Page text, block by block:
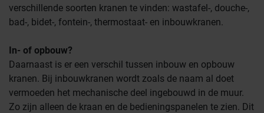
verschillende soorten kranen te vinden: wastafel-, douche-,
bad-, bidet-, fontein-, thermostaat- en inbouwkranen.
In- of opbouw?
Daarnaast is er een verschil tussen inbouw en opbouw
kranen. Bij inbouwkranen wordt zoals de naam al doet
vermoeden het mechanische deel ingebouwd in de muur.
Zo zijn alleen de kraan en de bedieningspanelen te zien. Dit